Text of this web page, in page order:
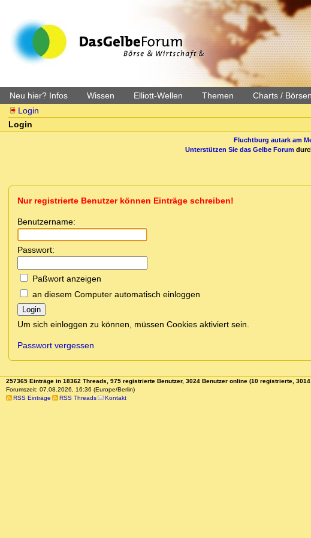
Neu hier? Infos Wissen Elliott-Wellen Themen Charts /
Login
Login
Fluchtburg autark am
Unterstützen Sie das Gelbe Forum
Nur registrierte Benutzer können Einträge schreiben!
Benutzername:
Passwort:
Paßwort anzeigen
an diesem Computer automatisch einloggen
Login
Um sich einloggen zu können, müssen Cookies aktiviert sein.
Passwort vergessen
257365 Einträge in 18362 Threads, 975 registrierte Benutzer, 3024 Benutzer online (10 registrierte,
Forumszeit: 07.08.2026, 16:36 (Europe/Berlin)
RSS Einträge
RSS Threads Kontakt